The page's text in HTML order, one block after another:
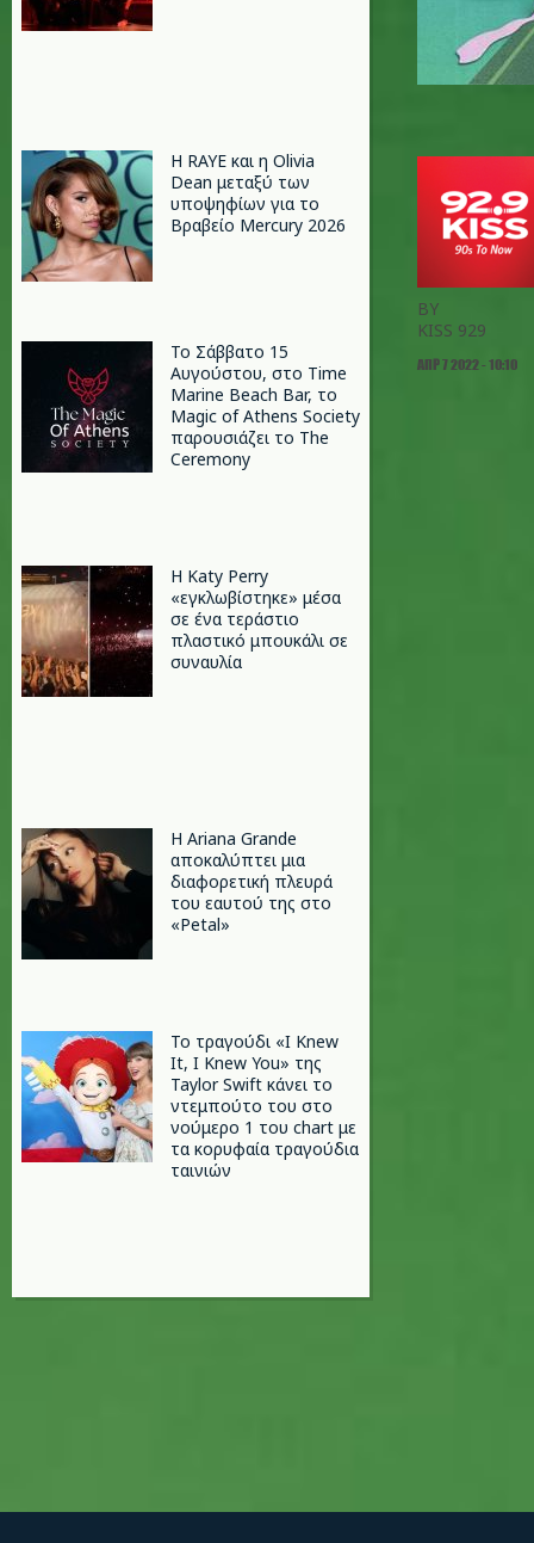
Η RAYE και η Olivia
Dean μεταξύ των
υποψηφίων για το
Βραβείο Mercury 2026
Το Σάββατο 15
Αυγούστου, στο Time
Marine Beach Bar, το
Magic of Athens Society
παρουσιάζει το The
Ceremony
H Katy Perry
«εγκλωβίστηκε» μέσα
σε ένα τεράστιο
πλαστικό μπουκάλι σε
συναυλία
Η Ariana Grande
αποκαλύπτει μια
διαφορετική πλευρά
του εαυτού της στο
«Petal»
Το τραγούδι «I Knew
It, I Knew You» της
Taylor Swift κάνει το
ντεμπούτο του στο
νούμερο 1 του chart με
τα κορυφαία τραγούδια
ταινιών
BY
KISS 929
ΑΠΡ 7 2022 - 10:10